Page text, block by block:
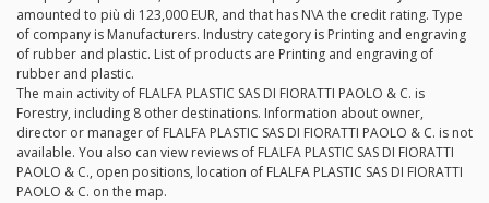
amounted to più di 123,000 EUR, and that has N\A the credit rating. Type
of company is Manufacturers. Industry category is Printing and engraving
of rubber and plastic. List of products are Printing and engraving of
rubber and plastic.
The main activity of FLALFA PLASTIC SAS DI FIORATTI PAOLO & C. is
Forestry, including 8 other destinations. Information about owner,
director or manager of FLALFA PLASTIC SAS DI FIORATTI PAOLO & C. is not
available. You also can view reviews of FLALFA PLASTIC SAS DI FIORATTI
PAOLO & C., open positions, location of FLALFA PLASTIC SAS DI FIORATTI
PAOLO & C. on the map.